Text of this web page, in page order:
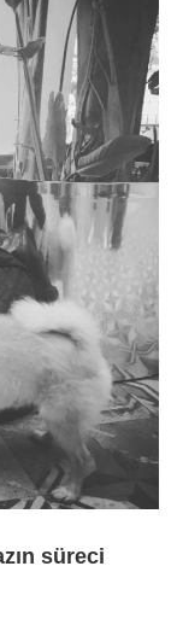
süreci